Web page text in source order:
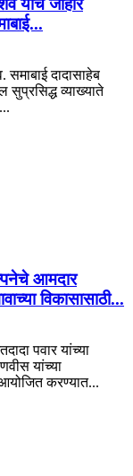
यांचे जाहीर
दादासाहेब
सुप्रसिद्ध व्याख्याते
आमदार
विकासासाठी...
पवार यांच्या
यांच्या
आयोजित करण्यात...